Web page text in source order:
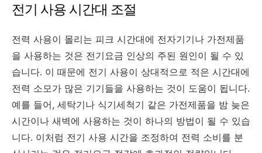
전기 사용 시간대 조절
전력 사용이 몰리는 피크 시간대에 전자기기나 가전제품
을 사용하는 것은 전기요금 인상의 주된 원인이 될 수 있
습니다. 이 때문에 전기 사용이 상대적으로 적은 시간대에
전력 소모가 많은 기기들을 사용하는 것이 도움이 됩니다.
예를 들어, 세탁기나 식기세척기 같은 가전제품을 밤 늦은
시간이나 새벽에 사용하는 것이 하나의 방법이 될 수 있습
니다. 이처럼 전기 사용 시간을 조정하여 전력 소비를 분